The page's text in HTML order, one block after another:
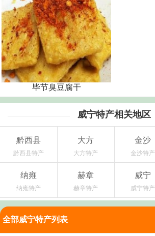
毕节臭豆腐干
威宁特产相关地区
黔西县
黔西县特产
大方
大方特产
金沙
金沙特产
纳雍
纳雍特产
赫章
赫章特产
威宁
威宁特产
全部威宁特产列表